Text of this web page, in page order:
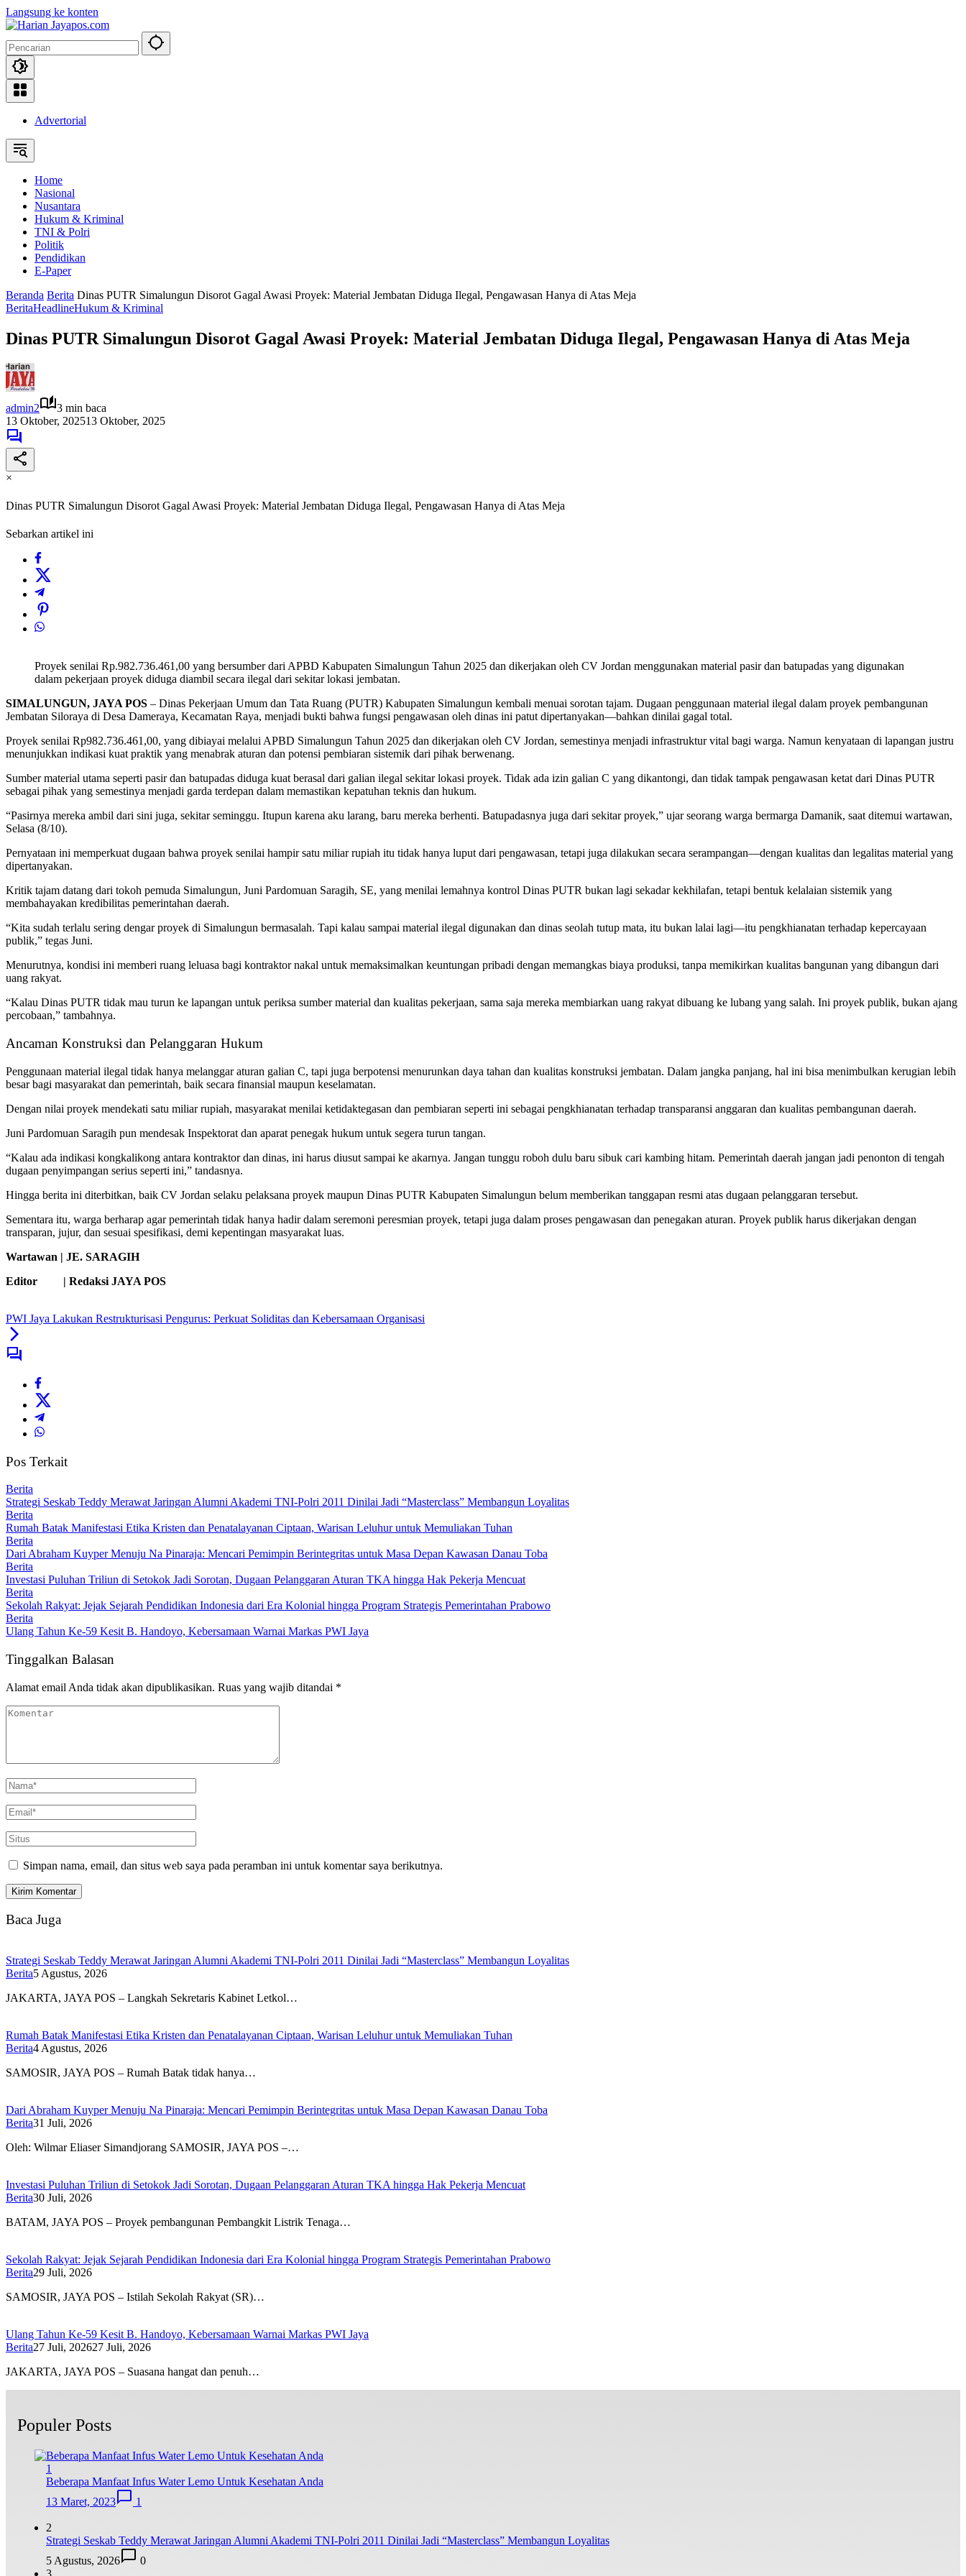
Langsung ke konten
Advertorial
Home
Nasional
Nusantara
Hukum & Kriminal
TNI & Polri
Politik
Pendidikan
E-Paper
Beranda Berita Dinas PUTR Simalungun Disorot Gagal Awasi Proyek: Material Jembatan Diduga Ilegal, Pengawasan Hanya di Atas Meja
BeritaHeadlineHukum & Kriminal
Dinas PUTR Simalungun Disorot Gagal Awasi Proyek: Material Jembatan Diduga Ilegal, Pengawasan Hanya di Atas Meja
admin2
3 min baca
13 Oktober, 202513 Oktober, 2025
×
Dinas PUTR Simalungun Disorot Gagal Awasi Proyek: Material Jembatan Diduga Ilegal, Pengawasan Hanya di Atas Meja
Sebarkan artikel ini
Proyek senilai Rp.982.736.461,00 yang bersumber dari APBD Kabupaten Simalungun Tahun 2025 dan dikerjakan oleh CV Jordan menggunakan material pasir dan batupadas yang digunakan
dalam pekerjaan proyek diduga diambil secara ilegal dari sekitar lokasi jembatan.
SIMALUNGUN, JAYA POS – Dinas Pekerjaan Umum dan Tata Ruang (PUTR) Kabupaten Simalungun kembali menuai sorotan tajam. Dugaan penggunaan material ilegal dalam proyek pembangunan
Jembatan Siloraya di Desa Dameraya, Kecamatan Raya, menjadi bukti bahwa fungsi pengawasan oleh dinas ini patut dipertanyakan—bahkan dinilai gagal total.
Proyek senilai Rp982.736.461,00, yang dibiayai melalui APBD Simalungun Tahun 2025 dan dikerjakan oleh CV Jordan, semestinya menjadi infrastruktur vital bagi warga. Namun kenyataan di lapangan justru
menunjukkan indikasi kuat praktik yang menabrak aturan dan potensi pembiaran sistemik dari pihak berwenang.
Sumber material utama seperti pasir dan batupadas diduga kuat berasal dari galian ilegal sekitar lokasi proyek. Tidak ada izin galian C yang dikantongi, dan tidak tampak pengawasan ketat dari Dinas PUTR
sebagai pihak yang semestinya menjadi garda terdepan dalam memastikan kepatuhan teknis dan hukum.
“Pasirnya mereka ambil dari sini juga, sekitar seminggu. Itupun karena aku larang, baru mereka berhenti. Batupadasnya juga dari sekitar proyek,” ujar seorang warga bermarga Damanik, saat ditemui wartawan,
Selasa (8/10).
Pernyataan ini memperkuat dugaan bahwa proyek senilai hampir satu miliar rupiah itu tidak hanya luput dari pengawasan, tetapi juga dilakukan secara serampangan—dengan kualitas dan legalitas material yang
dipertanyakan.
Kritik tajam datang dari tokoh pemuda Simalungun, Juni Pardomuan Saragih, SE, yang menilai lemahnya kontrol Dinas PUTR bukan lagi sekadar kekhilafan, tetapi bentuk kelalaian sistemik yang
membahayakan kredibilitas pemerintahan daerah.
“Kita sudah terlalu sering dengar proyek di Simalungun bermasalah. Tapi kalau sampai material ilegal digunakan dan dinas seolah tutup mata, itu bukan lalai lagi—itu pengkhianatan terhadap kepercayaan
publik,” tegas Juni.
Menurutnya, kondisi ini memberi ruang leluasa bagi kontraktor nakal untuk memaksimalkan keuntungan pribadi dengan memangkas biaya produksi, tanpa memikirkan kualitas bangunan yang dibangun dari
uang rakyat.
“Kalau Dinas PUTR tidak mau turun ke lapangan untuk periksa sumber material dan kualitas pekerjaan, sama saja mereka membiarkan uang rakyat dibuang ke lubang yang salah. Ini proyek publik, bukan ajang
percobaan,” tambahnya.
Ancaman Konstruksi dan Pelanggaran Hukum
Penggunaan material ilegal tidak hanya melanggar aturan galian C, tapi juga berpotensi menurunkan daya tahan dan kualitas konstruksi jembatan. Dalam jangka panjang, hal ini bisa menimbulkan kerugian lebih
besar bagi masyarakat dan pemerintah, baik secara finansial maupun keselamatan.
Dengan nilai proyek mendekati satu miliar rupiah, masyarakat menilai ketidaktegasan dan pembiaran seperti ini sebagai pengkhianatan terhadap transparansi anggaran dan kualitas pembangunan daerah.
Juni Pardomuan Saragih pun mendesak Inspektorat dan aparat penegak hukum untuk segera turun tangan.
“Kalau ada indikasi kongkalikong antara kontraktor dan dinas, ini harus diusut sampai ke akarnya. Jangan tunggu roboh dulu baru sibuk cari kambing hitam. Pemerintah daerah jangan jadi penonton di tengah
dugaan penyimpangan serius seperti ini,” tandasnya.
Hingga berita ini diterbitkan, baik CV Jordan selaku pelaksana proyek maupun Dinas PUTR Kabupaten Simalungun belum memberikan tanggapan resmi atas dugaan pelanggaran tersebut.
Sementara itu, warga berharap agar pemerintah tidak hanya hadir dalam seremoni peresmian proyek, tetapi juga dalam proses pengawasan dan penegakan aturan. Proyek publik harus dikerjakan dengan
transparan, jujur, dan sesuai spesifikasi, demi kepentingan masyarakat luas.
Wartawan | JE. SARAGIH
Editor | Redaksi JAYA POS
PWI Jaya Lakukan Restrukturisasi Pengurus: Perkuat Soliditas dan Kebersamaan Organisasi
Pos Terkait
Berita
Strategi Seskab Teddy Merawat Jaringan Alumni Akademi TNI-Polri 2011 Dinilai Jadi “Masterclass” Membangun Loyalitas
Berita
Rumah Batak Manifestasi Etika Kristen dan Penatalayanan Ciptaan, Warisan Leluhur untuk Memuliakan Tuhan
Berita
Dari Abraham Kuyper Menuju Na Pinaraja: Mencari Pemimpin Berintegritas untuk Masa Depan Kawasan Danau Toba
Berita
Investasi Puluhan Triliun di Setokok Jadi Sorotan, Dugaan Pelanggaran Aturan TKA hingga Hak Pekerja Mencuat
Berita
Sekolah Rakyat: Jejak Sejarah Pendidikan Indonesia dari Era Kolonial hingga Program Strategis Pemerintahan Prabowo
Berita
Ulang Tahun Ke-59 Kesit B. Handoyo, Kebersamaan Warnai Markas PWI Jaya
Tinggalkan Balasan
Alamat email Anda tidak akan dipublikasikan. Ruas yang wajib ditandai *
Simpan nama, email, dan situs web saya pada peramban ini untuk komentar saya berikutnya.
Baca Juga
Strategi Seskab Teddy Merawat Jaringan Alumni Akademi TNI-Polri 2011 Dinilai Jadi “Masterclass” Membangun Loyalitas
Berita5 Agustus, 2026
JAKARTA, JAYA POS – Langkah Sekretaris Kabinet Letkol…
Rumah Batak Manifestasi Etika Kristen dan Penatalayanan Ciptaan, Warisan Leluhur untuk Memuliakan Tuhan
Berita4 Agustus, 2026
SAMOSIR, JAYA POS – Rumah Batak tidak hanya…
Dari Abraham Kuyper Menuju Na Pinaraja: Mencari Pemimpin Berintegritas untuk Masa Depan Kawasan Danau Toba
Berita31 Juli, 2026
Oleh: Wilmar Eliaser Simandjorang SAMOSIR, JAYA POS –…
Investasi Puluhan Triliun di Setokok Jadi Sorotan, Dugaan Pelanggaran Aturan TKA hingga Hak Pekerja Mencuat
Berita30 Juli, 2026
BATAM, JAYA POS – Proyek pembangunan Pembangkit Listrik Tenaga…
Sekolah Rakyat: Jejak Sejarah Pendidikan Indonesia dari Era Kolonial hingga Program Strategis Pemerintahan Prabowo
Berita29 Juli, 2026
SAMOSIR, JAYA POS – Istilah Sekolah Rakyat (SR)…
Ulang Tahun Ke-59 Kesit B. Handoyo, Kebersamaan Warnai Markas PWI Jaya
Berita27 Juli, 202627 Juli, 2026
JAKARTA, JAYA POS – Suasana hangat dan penuh…
Populer Posts
1
Beberapa Manfaat Infus Water Lemo Untuk Kesehatan Anda
13 Maret, 2023
1
2
Strategi Seskab Teddy Merawat Jaringan Alumni Akademi TNI-Polri 2011 Dinilai Jadi “Masterclass” Membangun Loyalitas
5 Agustus, 2026
0
3